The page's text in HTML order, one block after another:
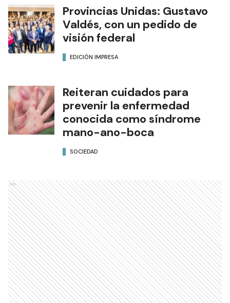
Provincias Unidas: Gustavo
Valdés, con un pedido de
visión federal
EDICIÓN IMPRESA
Reiteran cuidados para
prevenir la enfermedad
conocida como síndrome
mano-ano-boca
SOCIEDAD
Ads